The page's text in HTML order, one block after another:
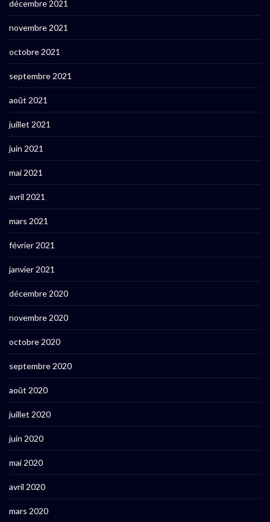
décembre 2021
novembre 2021
octobre 2021
septembre 2021
août 2021
juillet 2021
juin 2021
mai 2021
avril 2021
mars 2021
février 2021
janvier 2021
décembre 2020
novembre 2020
octobre 2020
septembre 2020
août 2020
juillet 2020
juin 2020
mai 2020
avril 2020
mars 2020